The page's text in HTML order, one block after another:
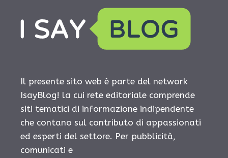
Il presente sito web è parte del network
IsayBlog! la cui rete editoriale comprende
siti tematici di informazione indipendente
che contano sul contributo di appassionati
ed esperti del settore. Per pubblicità,
comunicati e